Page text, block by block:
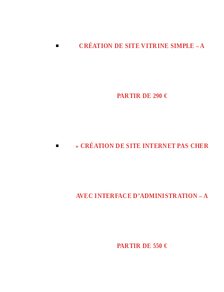
CRÉATION DE SITE VITRINE SIMPLE – A
PARTIR DE 290 €
» CRÉATION DE SITE INTERNET PAS CHER
AVEC INTERFACE D’ADMINISTRATION – A
PARTIR DE 550 €